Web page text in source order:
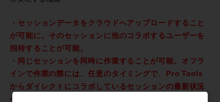
・セッションデータをクラウドへアップロードすること
が可能に。そのセッションに他のコラボするユーザーを
招待することが可能。
・同じセッションを同時に作業することが可能。オフラ
インで作業の際には、任意のタイミングで、Pro Tools
からダイレクトにコラボしているセッションの最新状況
へアップデートすることが出来ます。